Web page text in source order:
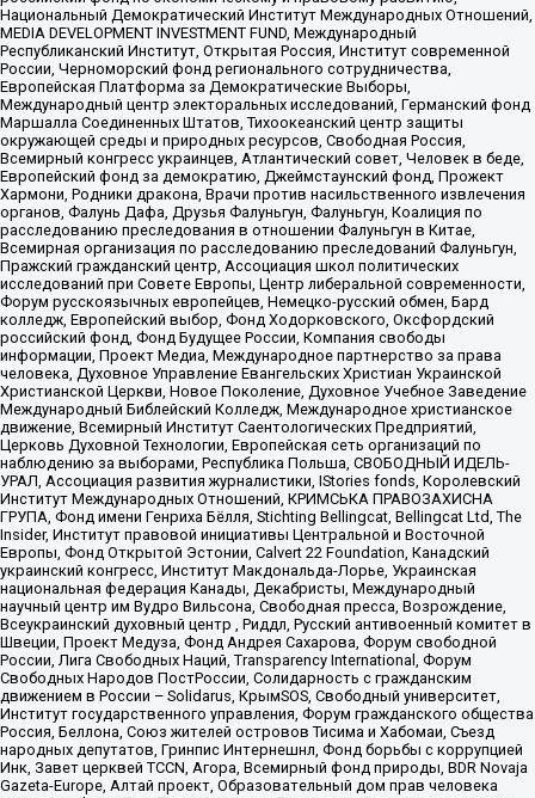
Национальный Демократический Институт Международных Отношений,
MEDIA DEVELOPMENT INVESTMENT FUND, Международный
Республиканский Институт, Открытая Россия, Институт современной
России, Черноморский фонд регионального сотрудничества,
Европейская Платформа за Демократические Выборы,
Международный центр электоральных исследований, Германский фонд
Маршалла Соединенных Штатов, Тихоокеанский центр защиты
окружающей среды и природных ресурсов, Свободная Россия,
Всемирный конгресс украинцев, Атлантический совет, Человек в беде,
Европейский фонд за демократию, Джеймстаунский фонд, Прожект
Хармони, Родники дракона, Врачи против насильственного извлечения
органов, Фалунь Дафа, Друзья Фалуньгун, Фалуньгун, Коалиция по
расследованию преследования в отношении Фалуньгун в Китае,
Всемирная организация по расследованию преследований Фалуньгун,
Пражский гражданский центр, Ассоциация школ политических
исследований при Совете Европы, Центр либеральной современности,
Форум русскоязычных европейцев, Немецко-русский обмен, Бард
колледж, Европейский выбор, Фонд Ходорковского, Оксфордский
российский фонд, Фонд Будущее России, Компания свободы
информации, Проект Медиа, Международное партнерство за права
человека, Духовное Управление Евангельских Христиан Украинской
Христианской Церкви, Новое Поколение, Духовное Учебное Заведение
Международный Библейский Колледж, Международное христианское
движение, Всемирный Институт Саентологических Предприятий,
Церковь Духовной Технологии, Европейская сеть организаций по
наблюдению за выборами, Республика Польша, СВОБОДНЫЙ ИДЕЛЬ-
УРАЛ, Ассоциация развития журналистики, IStories fonds, Королевский
Институт Международных Отношений, КРИМСЬКА ПРАВОЗАХИСНА
ГРУПА, Фонд имени Генриха Бёлля, Stichting Bellingcat, Bellingcat Ltd, The
Insider, Институт правовой инициативы Центральной и Восточной
Европы, Фонд Открытой Эстонии, Calvert 22 Foundation, Канадский
украинский конгресс, Институт Макдональда-Лорье, Украинская
национальная федерация Канады, Декабристы, Международный
научный центр им Вудро Вильсона, Свободная пресса, Возрождение,
Всеукраинский духовный центр , Риддл, Русский антивоенный комитет в
Швеции, Проект Медуза, Фонд Андрея Сахарова, Форум свободной
России, Лига Свободных Наций, Transparеncy International, Форум
Свободных Народов ПостРоссии, Солидарность с гражданским
движением в России – Solidarus, КрымSOS, Свободный университет,
Институт государственного управления, Форум гражданского общества
Россия, Беллона, Союз жителей островов Тисима и Хабомаи, Съезд
народных депутатов, Гринпис Интернешнл, Фонд борьбы с коррупцией
Инк, Завет церквей TCCN, Агора, Всемирный фонд природы, BDR Novaja
Gazeta-Europe, Алтай проект, Образовательный дом прав человека